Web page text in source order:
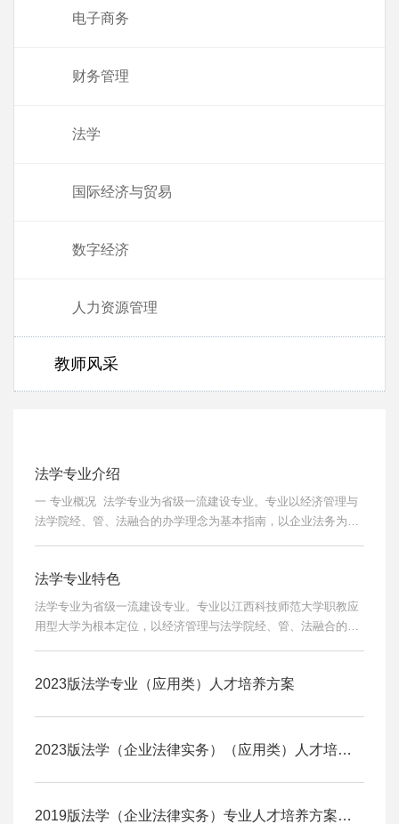
电子商务
财务管理
法学
国际经济与贸易
数字经济
人力资源管理
教师风采
法学专业介绍
一 专业概况 法学专业为省级一流建设专业。专业以经济管理与
法学院经、管、法融合的办学理念为基本指南，以企业法务为办
行业、律师行业、企业法务行业和涉外法治领域从事法律实务的
应用型高级法治人才。从1986年开办以来，为社会培养各类法治
人才7400余人，已形成本科，法律硕士两个层次的法学人才培养
法学专业特色
法学专业为省级一流建设专业。专业以江西科技师范大学职教应
用型大学为根本定位，以经济管理与法学院经、管、法融合的办
西，面向全国，精法律、懂经济、通管理，能够在传统法律行
才7200余...
2023版法学专业（应用类）人才培养方案
2023版法学（企业法律实务）（应用类）人才培养方案
2019版法学（企业法律实务）专业人才培养方案（应用类）